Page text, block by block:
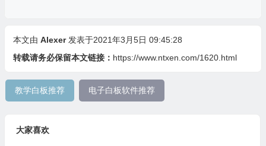
本文由 Alexer 发表于2021年3月5日 09:45:28
转载请务必保留本文链接： https://www.ntxen.com/1620.html
教学白板推荐 电子白板软件推荐
大家喜欢